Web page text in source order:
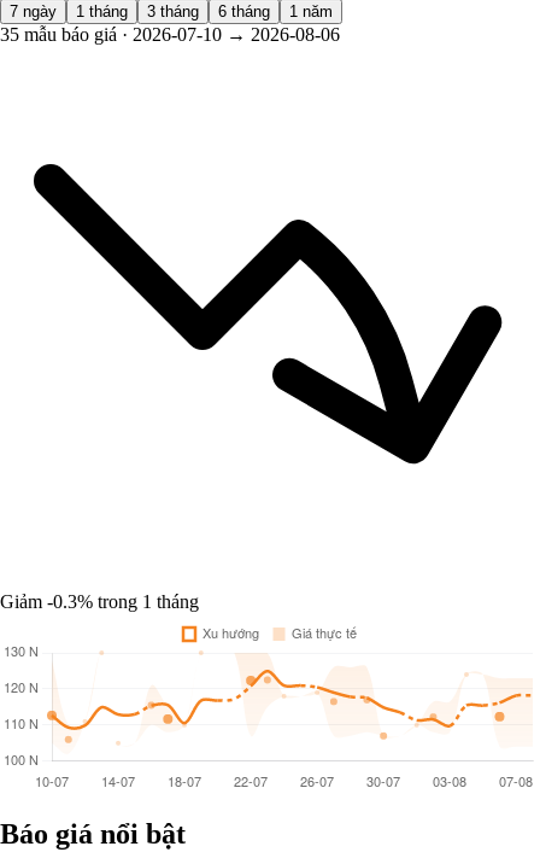
7 ngày 1 tháng 3 tháng 6 tháng 1 năm
35 mẫu báo giá · 2026-07-10 → 2026-08-06
Giảm -0.3% trong 1 tháng
Báo giá nổi bật